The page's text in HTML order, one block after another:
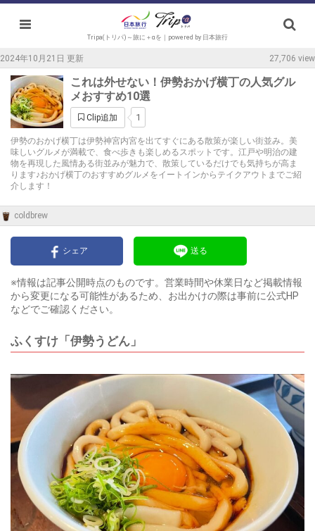
Tripa(トリパ)～旅に＋αを｜powered by 日本旅行
2024年10月21日 更新 27,706 view
これは外せない！伊勢おかげ横丁の人気グル
メおすすめ10選
Clip追加 1
伊勢のおかげ横丁は伊勢神宮内宮を出てすぐにある散策が楽しい街並み。美
味しいグルメが満載で、食べ歩きも楽しめるスポットです。江戸や明治の建
物を再現した風情ある街並みが魅力で、散策しているだけでも気持ちが高ま
ります♪おかげ横丁のおすすめグルメをイートインからテイクアウトまでご紹
介します！
coldbrew
シェア 送る
※情報は記事公開時点のものです。営業時間や休業日など掲載情報
から変更になる可能性があるため、お出かけの際は事前に公式HP
などでご確認ください。
ふくすけ「伊勢うどん」